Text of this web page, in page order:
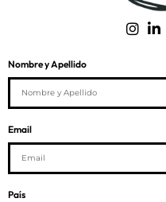
Nombre y Apellido
Email
País